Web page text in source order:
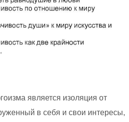
является изоляция от
в себя и свои интересы,